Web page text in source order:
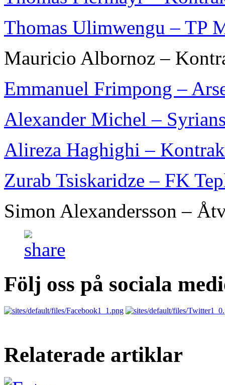
Thomas Ulimwengu – TP
Mauricio Albornoz –
Emmanuel Frimpong –
Alexander Michel –
Alireza Haghighi –
Zurab Tsiskaridze – FK
Simon Alexandersson –
Följ oss på sociala
Relaterade artiklar